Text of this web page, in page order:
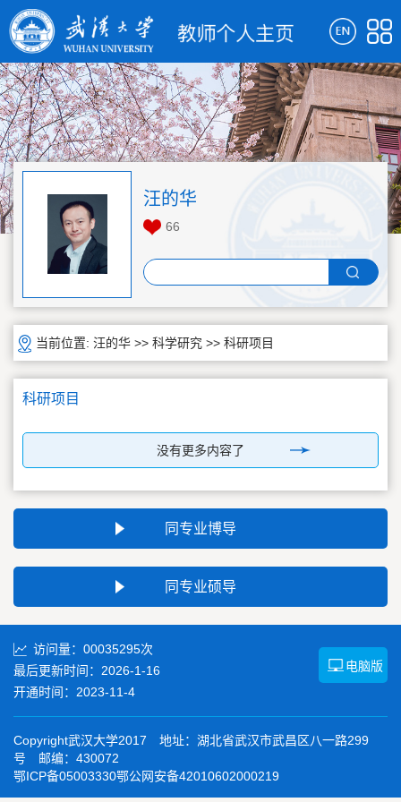
汪的华
66
当前位置: 汪的华 >> 科学研究 >> 科研项目
科研项目
没有更多内容了
同专业博导
同专业硕导
访问量： 00035295次
最后更新时间： 2026-1-16
开通时间： 2023-11-4
电脑版
Copyright武汉大学2017 地址：湖北省武汉市武昌区八一路299
号 邮编：430072
鄂ICP备05003330鄂公网安备42010602000219